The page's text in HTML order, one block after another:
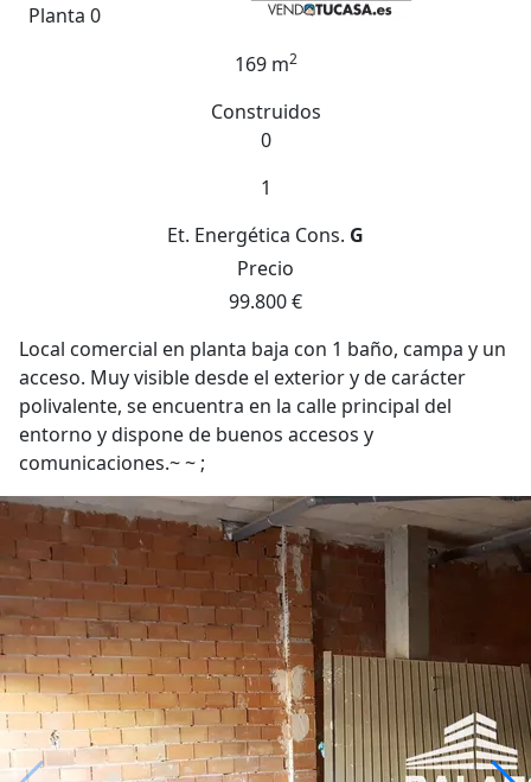
Planta 0
169 m2
Construidos
0
1
Et. Energética Cons. G
Precio
99.800 €
Local comercial en planta baja con 1 baño, campa y un
acceso. Muy visible desde el exterior y de carácter
polivalente, se encuentra en la calle principal del
entorno y dispone de buenos accesos y
comunicaciones.~ ~ ;